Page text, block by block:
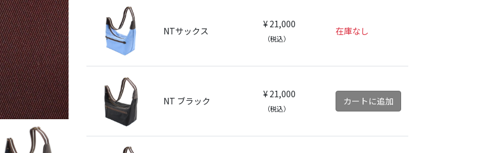
NTサックス
¥ 21,000
（税込）
在庫なし
NT ブラック
¥ 21,000
（税込）
カートに追加